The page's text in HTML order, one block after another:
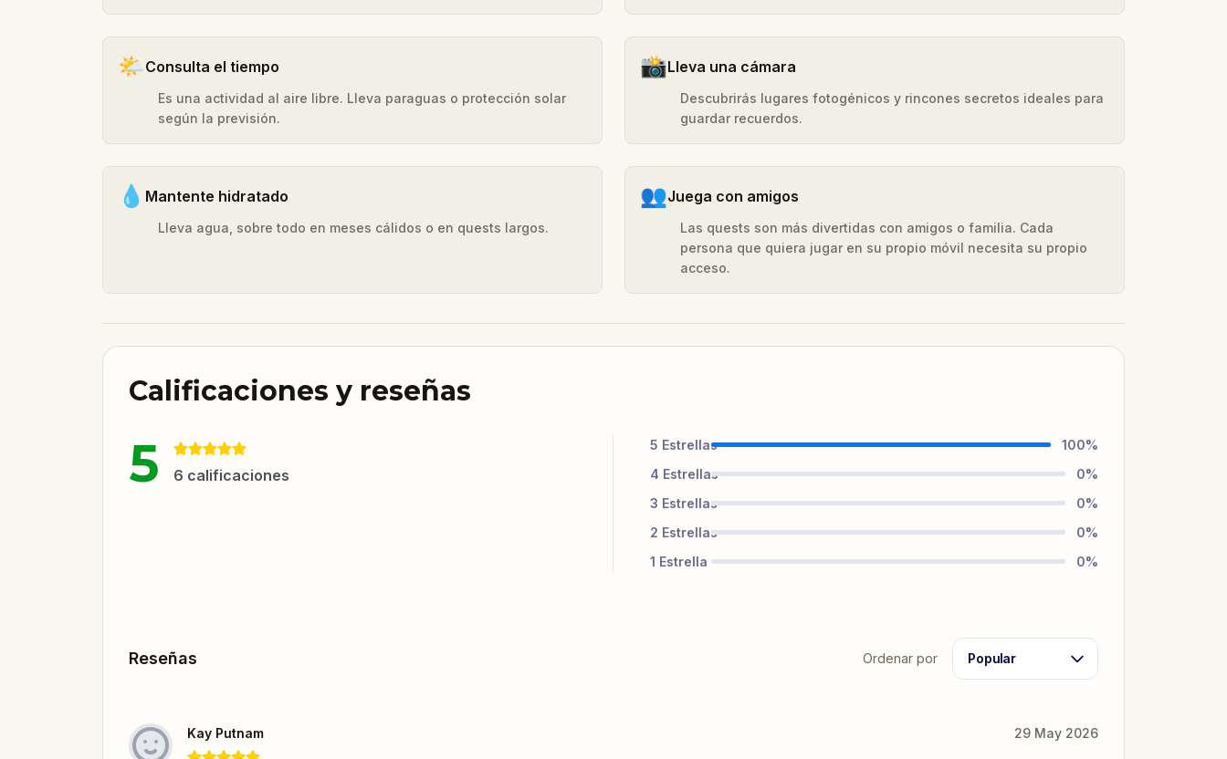
🌤️Consulta el tiempo
Es una actividad al aire libre. Lleva paraguas o protección solar
según la previsión.
📸Lleva una cámara
Descubrirás lugares fotogénicos y rincones secretos ideales para
guardar recuerdos.
💧 Mantente hidratado
Lleva agua, sobre todo en meses cálidos o en quests largos.
👥Juega con amigos
Las quests son más divertidas con amigos o familia. Cada
persona que quiera jugar en su propio móvil necesita su propio
acceso.
Calificaciones y reseñas
5 6 calificaciones
5 Estrellas 100%
4 Estrellas 0%
3 Estrellas 0%
2 Estrellas 0%
1 Estrella 0%
Reseñas Ordenar por Popular
Kay Putnam 29 May 2026